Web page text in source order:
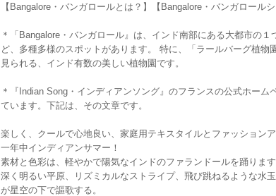
【Bangalore・バンガロールとは？】【Bangalore・バンガロールシ
＊「Bangalore・バンガロール』は、インド南部にある大都市の
ど、多種多様のスポットがあります。 特に、「ラールバーグ植
見られる、インド有数の美しい植物園です。
＊『Indian Song・インディアンソング』のフランスの公式ホー
ています。下記は、その文章です。
楽しく、クールで心地良い、家庭用テキスタイルとファッションア
一年中インディアンサマー！
素材と色彩は、軽やかで陽気なインドのファランドールを踊ります
深く明るい平原、リズミカルなストライプ、飛び跳ねるような水
が星空の下で謳歌する。